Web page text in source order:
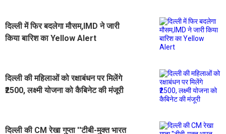
दिल्ली में फिर बदलेगा मौसम,IMD ने जारी
किया बारिश का Yellow Alert
दिल्ली की महिलाओं को रक्षाबंधन पर मिलेंगे
₹2500, लक्ष्मी योजना को कैबिनेट की मंजूरी
दिल्ली की CM रेखा गुप्ता ''टीबी-मुक्त भारत